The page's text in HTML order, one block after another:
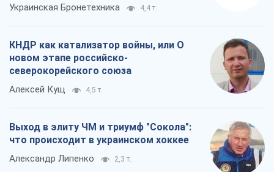
Украинская Бронетехника 4,4 т.
КНДР как катализатор войны, или О
новом этапе российско-
северокорейского союза
Алексей Кущ 4,5 т.
Выход в элиту ЧМ и триумф "Сокола":
что происходит в украинском хоккее
Александр Липенко 2,3 т.